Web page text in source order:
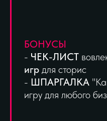
БОНУСЫ
- ЧЕК-ЛИСТ
игр для сторис
- ШПАРГАЛКА
игру для любого